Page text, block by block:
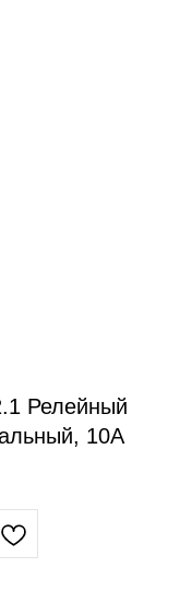
Релейный
10А